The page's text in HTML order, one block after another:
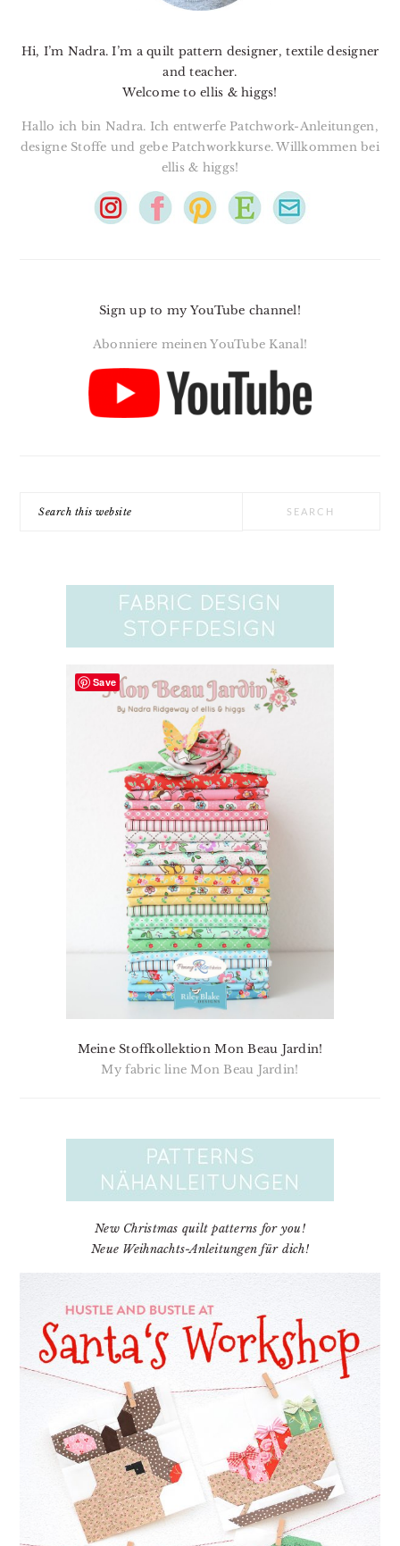
Hi, I’m Nadra. I’m a quilt pattern designer, textile designer
and teacher.
Welcome to ellis & higgs!
Hallo ich bin Nadra. Ich entwerfe Patchwork-Anleitungen,
designe Stoffe und gebe Patchworkkurse. Willkommen bei
ellis & higgs!
Sign up to my YouTube channel!
Abonniere meinen YouTube Kanal!
Meine Stoffkollektion Mon Beau Jardin!
My fabric line Mon Beau Jardin!
New Christmas quilt patterns for you!
Neue Weihnachts-Anleitungen für dich!
Save